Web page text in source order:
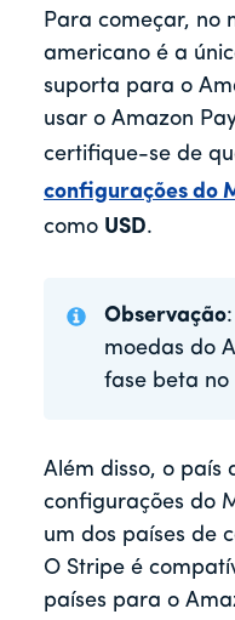
Para começar, no
americano é a
suporta para o
usar o Amazon
certifique-se de
configurações do
como USD.
Observação
moedas do
fase beta no
Além disso, o país
configurações do
um dos países de
O Stripe é
países para o